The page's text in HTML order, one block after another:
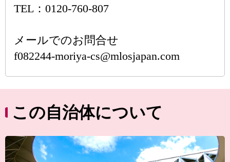
TEL：0120-760-807
メールでのお問合せ
f082244-moriya-cs@mlosjapan.com
この自治体について